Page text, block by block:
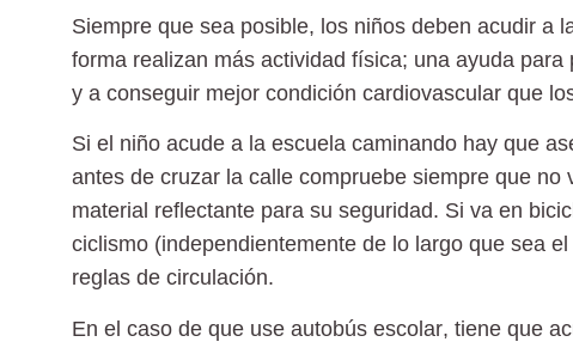
Siempre que sea posible, los niños deben acudir a
forma realizan más actividad física; una ayuda para
y a conseguir mejor condición cardiovascular que
Si el niño acude a la escuela caminando hay que
antes de cruzar la calle compruebe siempre que
material reflectante para su seguridad. Si va en
ciclismo (independientemente de lo largo que sea
reglas de circulación.
En el caso de que use autobús escolar, tiene que